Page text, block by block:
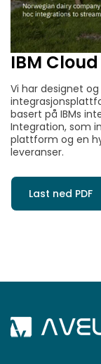
IBM
Vi har designet
basert på IBMs
Integration, som
plattform og en
leveranser.
Last ned PDF